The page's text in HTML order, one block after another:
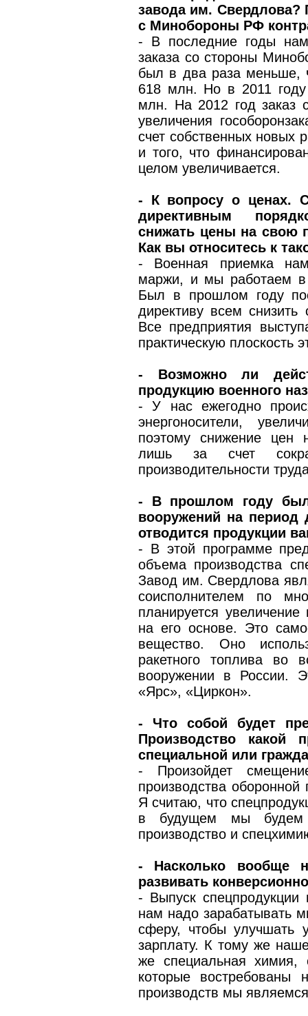
завода им.
с Минобороны РФ
- В последние годы
заказа со стороны
был в два раза меньше,
618 млн. Но в 2011
млн. На 2012 год заказ
увеличения
счет собственных новых
и того, что
целом увеличивается.
- К вопросу о ценах.
директивным
снижать цены на свою
Как вы относитесь к
- Военная приемка нам
маржи, и мы работаем в
Был в прошлом году
директиву всем снизить
Все предприятия
практическую плоскость
- Возможно ли
продукцию военного
- У нас ежегодно
энергоносители,
поэтому снижение цен
лишь за счет
производительности
- В прошлом году
вооружений на период
отводится продукции
- В этой программе
объема производства
Завод им. Свердлова
соисполнителем по
планируется увеличение
на его основе. Это
вещество. Оно
ракетного топлива во
вооружении в России.
«Ярс», «Циркон».
- Что собой будет
Производство какой
специальной или
- Произойдет
производства
Я считаю, что
в будущем мы будем
производство и
- Насколько вообще
развивать
- Выпуск
нам надо зарабатывать
сферу, чтобы улучшать
зарплату. К тому же
же специальная химия,
которые
производств мы